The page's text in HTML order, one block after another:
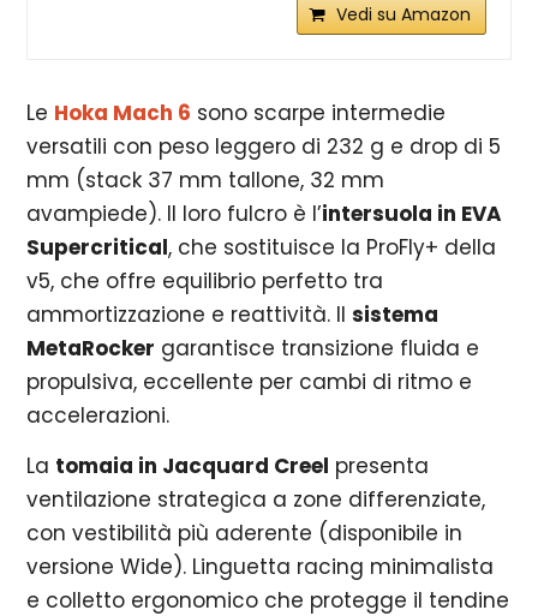
Vedi su Amazon
Le Hoka Mach 6 sono scarpe intermedie
versatili con peso leggero di 232 g e drop di 5
mm (stack 37 mm tallone, 32 mm
avampiede). Il loro fulcro è l’intersuola in EVA
Supercritical, che sostituisce la ProFly+ della
v5, che offre equilibrio perfetto tra
ammortizzazione e reattività. Ilsistema
MetaRocker garantisce transizione fluida e
propulsiva, eccellente per cambi di ritmo e
accelerazioni.
La tomaia in Jacquard Creel presenta
ventilazione strategica a zone differenziate,
con vestibilità più aderente (disponibile in
versione Wide). Linguetta racing minimalista
e colletto ergonomico che protegge il tendine